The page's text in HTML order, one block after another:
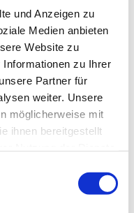
und Anzeigen zu
Medien anbieten
Website zu
zu Ihrer
Partner für
weiter. Unsere
möglicherweise mit
ihnen bereitgestellt